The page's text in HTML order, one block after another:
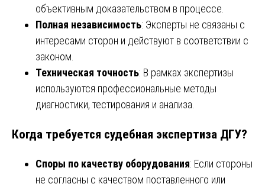
объективным доказательством в процессе.
Полная независимость: Эксперты не связаны с
интересами сторон и действуют в соответствии с
законом.
Техническая точность: В рамках экспертизы
используются профессиональные методы
диагностики, тестирования и анализа.
Когда требуется судебная экспертиза ДГУ?
Споры по качеству оборудования: Если стороны
не согласны с качеством поставленного или